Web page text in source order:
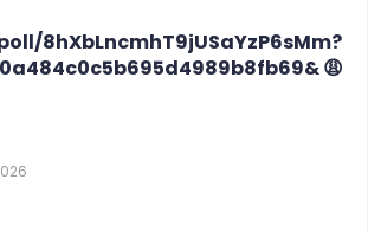
8hXbLncmhT9jUSaYzP6sMm?
😩